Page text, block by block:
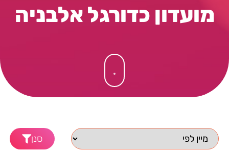
מועדון כדורגל אלבניה
סנן